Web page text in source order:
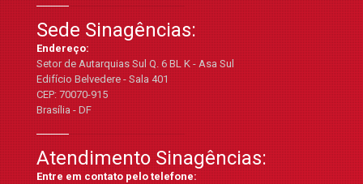
Sede Sinagências:
Endereço:
Setor de Autarquias Sul Q. 6 BL K - Asa Sul
Edifício Belvedere - Sala 401
CEP: 70070-915
Brasília - DF
Atendimento Sinagências:
Entre em contato pelo telefone: